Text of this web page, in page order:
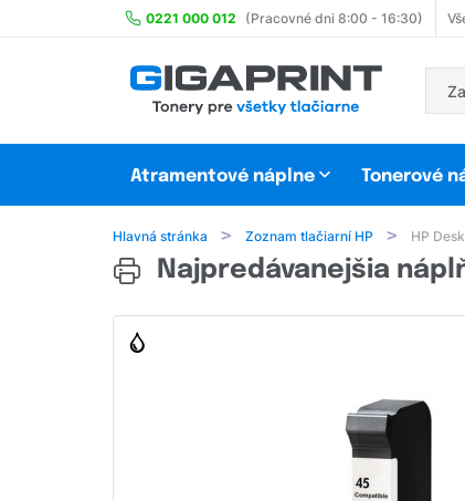
0221 000 012 (Pracovné dni 8:00 - 16:30)
Atramentové náplne Tonerové
Hlavná stránka Zoznam tlačiarní HP HP
Najpredávanejšia